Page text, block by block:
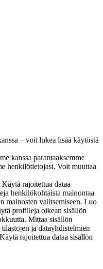
– voit lukea lisää käytöstä
kanssa parantaaksemme
henkilötietojasi. Voit muuttaa
rajoitettua dataa
henkilökohtaista mainontaa
mainosten valitsemiseen. Luo
profiileja oikean sisällön
Mittaa sisällön
ja datayhdistelmien
rajoitettua dataa sisällön